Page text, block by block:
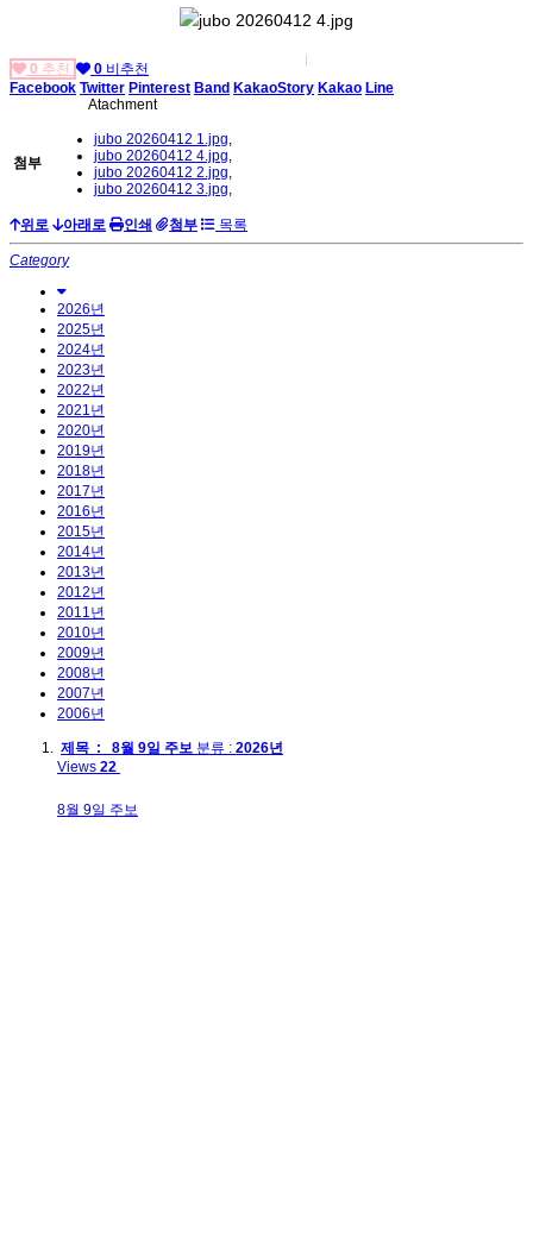
0 추천 0 비추천
Facebook Twitter Pinterest Band KakaoStory Kakao Line
Atachment
첨부
jubo 20260412 1.jpg,
jubo 20260412 4.jpg,
jubo 20260412 2.jpg,
jubo 20260412 3.jpg,
위로 아래로 인쇄 첨부 목록
Category
2026년
2025년
2024년
2023년
2022년
2021년
2020년
2019년
2018년
2017년
2016년
2015년
2014년
2013년
2012년
2011년
2010년
2009년
2008년
2007년
2006년
제목 : 8월 9일 주보 분류 : 2026년
Views 22
8월 9일 주보